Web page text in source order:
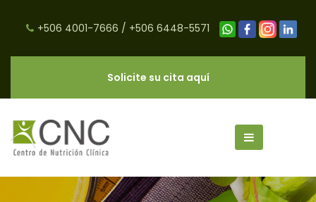
+506 4001-7666 / +506 6448-5571
Solicite su cita aquí